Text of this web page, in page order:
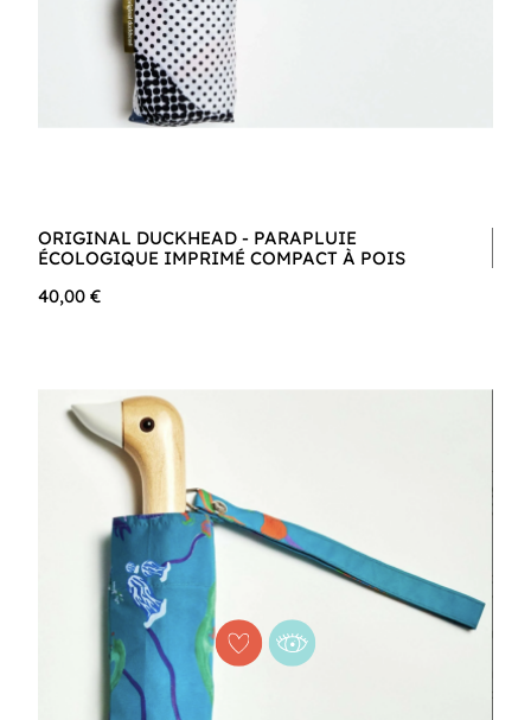
ORIGINAL DUCKHEAD - PARAPLUIE
ÉCOLOGIQUE IMPRIMÉ COMPACT À POIS
40,00 €